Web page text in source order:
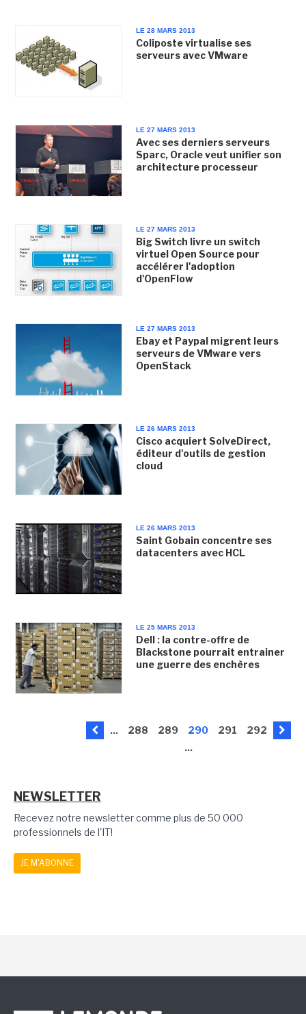
LE 28 MARS 2013
Coliposte virtualise ses
serveurs avec VMware
LE 27 MARS 2013
Avec ses derniers serveurs
Sparc, Oracle veut unifier son
architecture processeur
LE 27 MARS 2013
Big Switch livre un switch
virtuel Open Source pour
accélérer l'adoption
d'OpenFlow
LE 27 MARS 2013
Ebay et Paypal migrent leurs
serveurs de VMware vers
OpenStack
LE 26 MARS 2013
Cisco acquiert SolveDirect,
éditeur d'outils de gestion
cloud
LE 26 MARS 2013
Saint Gobain concentre ses
datacenters avec HCL
LE 25 MARS 2013
Dell : la contre-offre de
Blackstone pourrait entrainer
une guerre des enchères
... 288 289 290 291
292
...
NEWSLETTER
Recevez notre newsletter comme plus de 50 000
professionnels de l'IT!
JE M'ABONNE